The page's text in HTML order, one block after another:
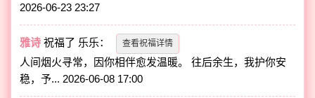
2026-06-23 23:27
雅诗 祝福了 乐乐： 查看祝福详情
人间烟火寻常，因你相伴愈发温暖。 往后余生，我护你安
稳，予... 2026-06-08 17:00